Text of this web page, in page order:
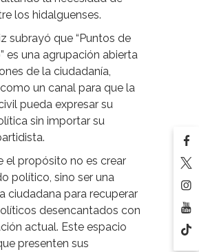
los hidalguenses.
subrayó que “Puntos de
es una agrupación abierta
de la ciudadanía,
un canal para que la
pueda expresar su
sin importar su
el propósito no es crear
político, sino ser una
ciudadana para recuperar
desencantados con
actual. Este espacio
presenten sus